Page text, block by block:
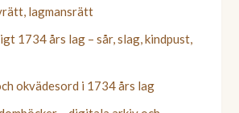
lagmansrätt
1734 års lag – sår, slag, kindpust,
okvädesord i 1734 års lag